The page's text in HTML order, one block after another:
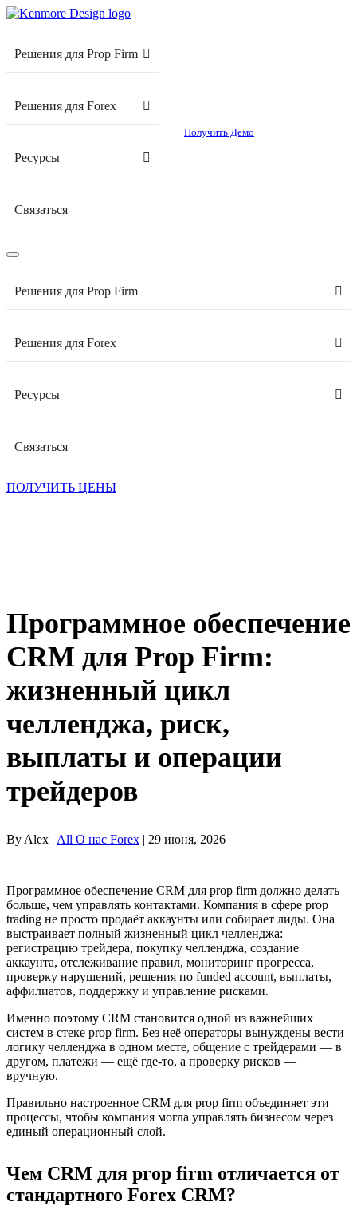
Решения для Prop Firm
Решения для Forex
Ресурсы
Связаться
Получить Демо
Решения для Prop Firm
Решения для Forex
Ресурсы
Связаться
ПОЛУЧИТЬ ЦЕНЫ
Программное обеспечение
CRM для Prop Firm:
жизненный цикл
челленджа, риск,
выплаты и операции
трейдеров
By Alex | All О нас Forex | 29 июня, 2026
Программное обеспечение CRM для prop firm должно делать
больше, чем управлять контактами. Компания в сфере prop
trading не просто продаёт аккаунты или собирает лиды. Она
выстраивает полный жизненный цикл челленджа:
регистрацию трейдера, покупку челленджа, создание
аккаунта, отслеживание правил, мониторинг прогресса,
проверку нарушений, решения по funded account, выплаты,
аффилиатов, поддержку и управление рисками.
Именно поэтому CRM становится одной из важнейших
систем в стеке prop firm. Без неё операторы вынуждены вести
логику челленджа в одном месте, общение с трейдерами — в
другом, платежи — ещё где-то, а проверку рисков —
вручную.
Правильно настроенное CRM для prop firm объединяет эти
процессы, чтобы компания могла управлять бизнесом через
единый операционный слой.
Чем CRM для prop firm отличается от
стандартного Forex CRM?